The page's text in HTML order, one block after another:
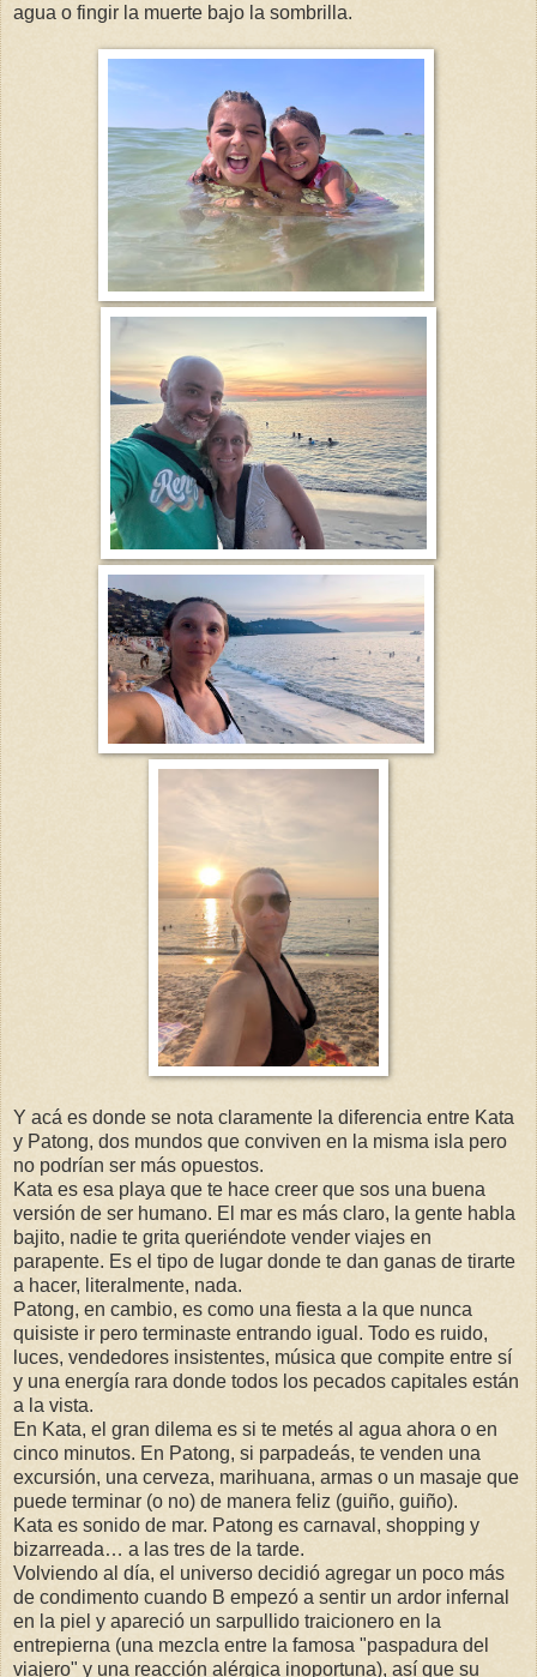
agua o fingir la muerte bajo la sombrilla.
Y acá es donde se nota claramente la diferencia entre Kata
y Patong, dos mundos que conviven en la misma isla pero
no podrían ser más opuestos.
Kata es esa playa que te hace creer que sos una buena
versión de ser humano. El mar es más claro, la gente habla
bajito, nadie te grita queriéndote vender viajes en
parapente. Es el tipo de lugar donde te dan ganas de tirarte
a hacer, literalmente, nada.
Patong, en cambio, es como una fiesta a la que nunca
quisiste ir pero terminaste entrando igual. Todo es ruido,
luces, vendedores insistentes, música que compite entre sí
y una energía rara donde todos los pecados capitales están
a la vista.
En Kata, el gran dilema es si te metés al agua ahora o en
cinco minutos. En Patong, si parpadeás, te venden una
excursión, una cerveza, marihuana, armas o un masaje que
puede terminar (o no) de manera feliz (guiño, guiño).
Kata es sonido de mar. Patong es carnaval, shopping y
bizarreada… a las tres de la tarde.
Volviendo al día, el universo decidió agregar un poco más
de condimento cuando B empezó a sentir un ardor infernal
en la piel y apareció un sarpullido traicionero en la
entrepierna (una mezcla entre la famosa "paspadura del
viajero" y una reacción alérgica inoportuna), así que su